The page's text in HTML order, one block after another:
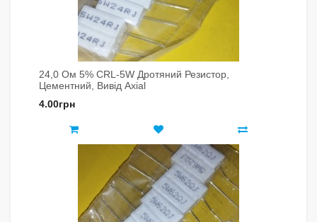
24,0 Ом 5% CRL-5W Дротяний Резистор,
Цементний, Вивід Axial
4.00грн